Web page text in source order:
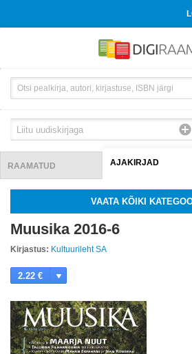
RAAMATUD AJAKIRJAD
VAATA KÕIKI
Muusika 2016-6
Kirjastus: Kultuurileht SA
2.22 €